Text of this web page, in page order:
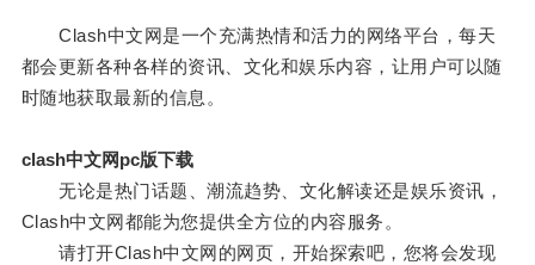
Clash中文网是一个充满热情和活力的网络平台，每天
都会更新各种各样的资讯、文化和娱乐内容，让用户可以随
时随地获取最新的信息。
clash中文网pc版下载
无论是热门话题、潮流趋势、文化解读还是娱乐资讯，
Clash中文网都能为您提供全方位的内容服务。
请打开Clash中文网的网页，开始探索吧，您将会发现